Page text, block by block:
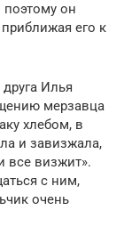
он
приближая его к
Илья
мерзавца
хлебом, в
и завизжала,
все визжит».
с ним,
очень